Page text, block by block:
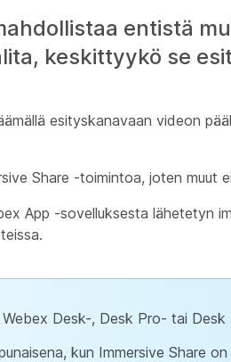
entistä
keskittyykö se
esityskanavaan videon
Share -toimintoa, joten muut
App -sovelluksesta lähetetyn
Desk-, Desk Pro- tai
kun Immersive Share